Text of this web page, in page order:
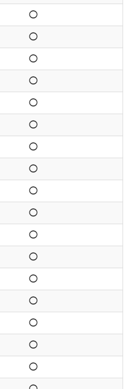
◯
◯
◯
◯
◯
◯
◯
◯
◯
◯
◯
◯
◯
◯
◯
◯
◯